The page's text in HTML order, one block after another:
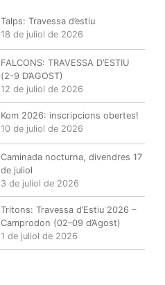
Talps: Travessa d’estiu
18 de juliol de 2026
FALCONS: TRAVESSA D’ESTIU
(2-9 D’AGOST)
12 de juliol de 2026
Kom 2026: inscripcions obertes!
10 de juliol de 2026
Caminada nocturna, divendres 17
de juliol
3 de juliol de 2026
Tritons: Travessa d’Estiu 2026 –
Camprodon (02–09 d’Agost)
1 de juliol de 2026